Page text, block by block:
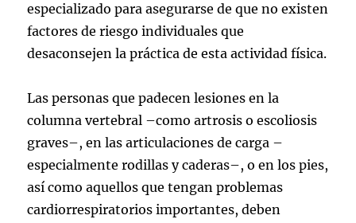
especializado para asegurarse de que no existen
factores de riesgo individuales que
desaconsejen la práctica de esta actividad física.
Las personas que padecen lesiones en la
columna vertebral –como artrosis o escoliosis
graves–, en las articulaciones de carga –
especialmente rodillas y caderas–, o en los pies,
así como aquellos que tengan problemas
cardiorrespiratorios importantes, deben